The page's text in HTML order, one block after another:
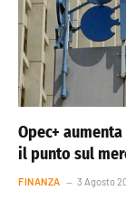
Opec+
il punto sul
FINANZA 3 Agosto